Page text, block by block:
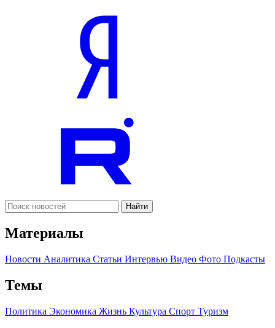
Найти
Материалы
Новости Аналитика Статьи Интервью Видео Фото Подкасты
Темы
Политика Экономика Жизнь Культура Спорт Туризм